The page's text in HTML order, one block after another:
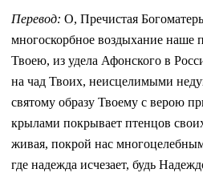
Перевод: О, Пречистая
многоскорбное воздыхание наше
Твоею, из удела Афонского в
на чад Твоих, неисцелимыми
святому образу Твоему с верою
крылами покрывает птенцов
живая, покрой нас
где надежда исчезает, будь